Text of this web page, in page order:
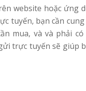
website hoặc ứng
tuyến, bạn cần
mua, và và phải
trực tuyến sẽ giúp